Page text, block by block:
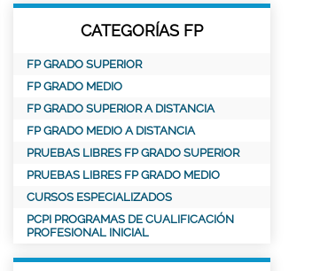
CATEGORÍAS FP
FP GRADO SUPERIOR
FP GRADO MEDIO
FP GRADO SUPERIOR A DISTANCIA
FP GRADO MEDIO A DISTANCIA
PRUEBAS LIBRES FP GRADO SUPERIOR
PRUEBAS LIBRES FP GRADO MEDIO
CURSOS ESPECIALIZADOS
PCPI PROGRAMAS DE CUALIFICACIÓN
PROFESIONAL INICIAL